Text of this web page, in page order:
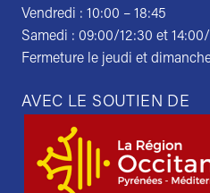
Vendredi : 10:00 – 18:45
Samedi : 09:00/12:30 et
Fermeture le jeudi et
AVEC LE SOUTIEN DE